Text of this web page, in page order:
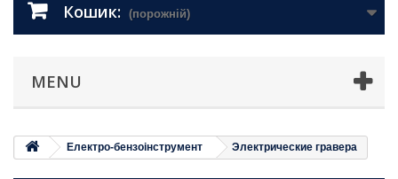
Кошик: (порожній)
MENU
Електро-бензоінструмент Электрические гравера